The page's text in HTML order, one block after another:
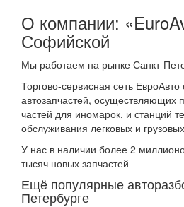
О компании:
Софийской
Мы работаем на рынке Санкт-
Торгово-сервисная сеть ЕвроАвто
автозапчастей, осуществляющих
частей для иномарок, и станций
обслуживания легковых и
У нас в наличии более 2
тысяч новых запчастей
Ещё популярные
Петербурге